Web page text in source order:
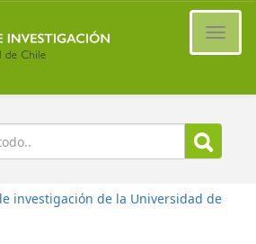
investigación de la Universidad de